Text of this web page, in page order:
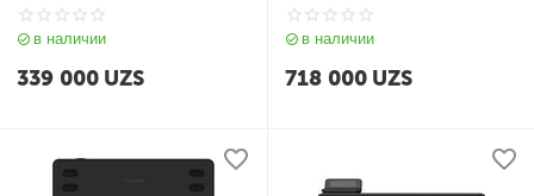
в наличии
339 000 UZS
в наличии
718 000 UZS